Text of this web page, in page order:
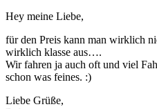
Hey meine Liebe,
für den Preis kann man wirklich
wirklich klasse aus….
Wir fahren ja auch oft und viel
schon was feines. :)
Liebe Grüße,